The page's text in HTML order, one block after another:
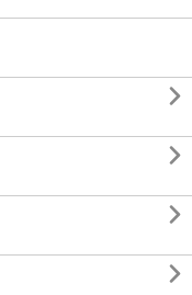



